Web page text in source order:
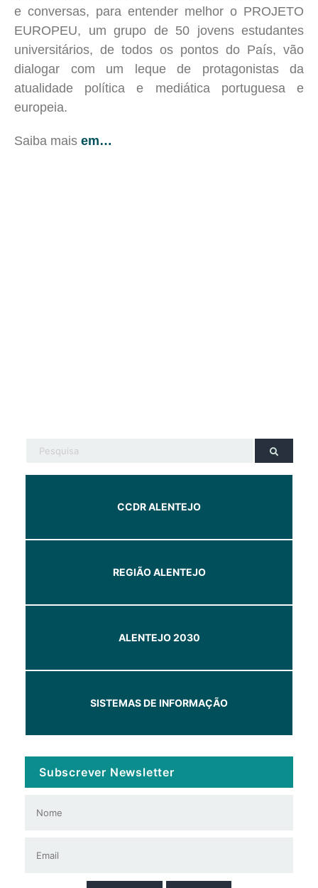
e conversas, para entender melhor o PROJETO
EUROPEU, um grupo de 50 jovens estudantes
universitários, de todos os pontos do País, vão
dialogar com um leque de protagonistas da
atualidade política e mediática portuguesa e
europeia.
Saiba mais em…
CCDR ALENTEJO
REGIÃO ALENTEJO
ALENTEJO 2030
SISTEMAS DE INFORMAÇÃO
Subscrever Newsletter